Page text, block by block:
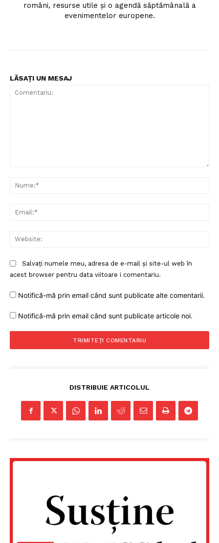
români, resurse utile și o agendă săptămânală a
evenimentelor europene.
LĂSAȚI UN MESAJ
Salvați numele meu, adresa de e-mail și site-ul web în
acest browser pentru data viitoare i comentariu.
Notifică-mă prin email când sunt publicate alte comentarii.
Notifică-mă prin email când sunt publicate articole noi.
DISTRIBUIE ARTICOLUL